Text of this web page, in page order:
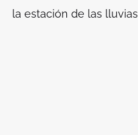
la estación de las lluvias